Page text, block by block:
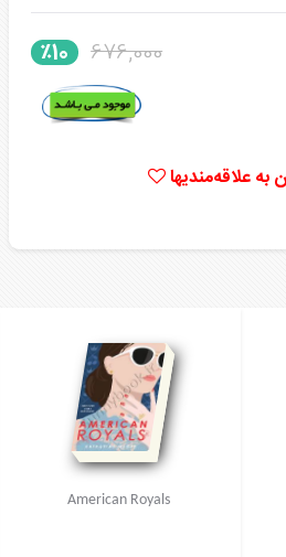
676,000 ٪10
به علاقه‌مندیها
American Royals